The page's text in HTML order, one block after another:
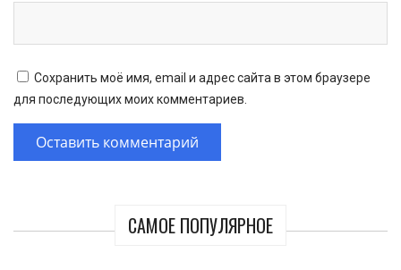
САМОЕ ПОПУЛЯРНОЕ
Сохранить моё имя, email и адрес сайта в этом браузере
для последующих моих комментариев.